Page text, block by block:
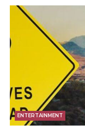
ENTERTAINMENT